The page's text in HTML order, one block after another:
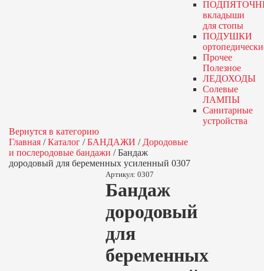
вкладыши
для стопы
ПОДУШКИ
Прочее
Полезное
ЛЕДОХОДЫ
Солевые
ЛАМПЫ
Санитарные
устройства
Вернутся в категорию
Главная /Каталог /БАНДАЖИ / Дородовые
и послеродовые бандажи /Бандаж
дородовый для беременных усиленный 0307
Артикул:0307
Бандаж
дородовый
для
беременных